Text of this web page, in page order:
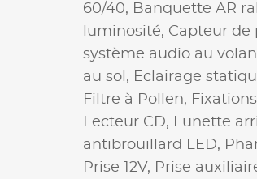
60/40, Banquette AR
luminosité, Capteur de
système audio au
au sol, Eclairage
Filtre à Pollen,
Lecteur CD, Lunette
antibrouillard LED,
Prise 12V, Prise